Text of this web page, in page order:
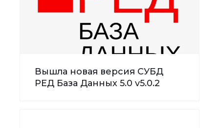
Вышла новая версия СУБД
РЕД База Данных 5.0 v5.0.2